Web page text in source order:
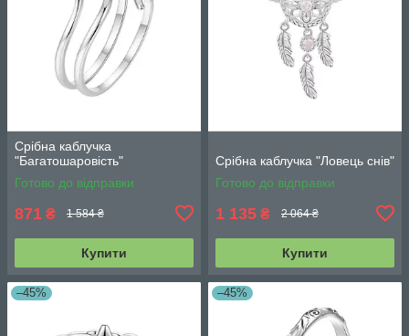
Срібна каблучка
"Багатошаровість"
Готово до відправки
871 ₴ 1 584 ₴
Купити
Срібна каблучка "Ловець снів"
Готово до відправки
1 135 ₴ 2 064 ₴
Купити
–45% –45%